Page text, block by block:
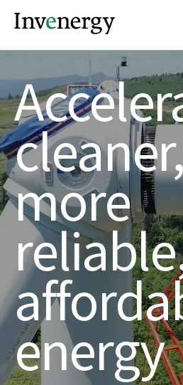
more
energy